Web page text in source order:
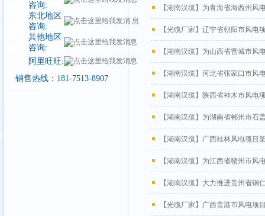
咨询:
东北地区
咨询:
其他地区
咨询:
阿里旺旺:
销售热线：181-7513-8907
【湖南汉缆】为青海省海西州风
【光缆厂家】辽宁省朝阳市风电
【湖南汉缆】为山西省晋城市风
【湖南汉缆】河北省张家口市风
【湖南汉缆】陕西省神木市风电
【湖南汉缆】为湖南省郴州市石
【湖南汉缆】广西桂林风电项目
【湖南汉缆】为江西省赣州市风
【湖南汉缆】大力推进贵州省铜
【光缆厂家】广西贵港市风电项